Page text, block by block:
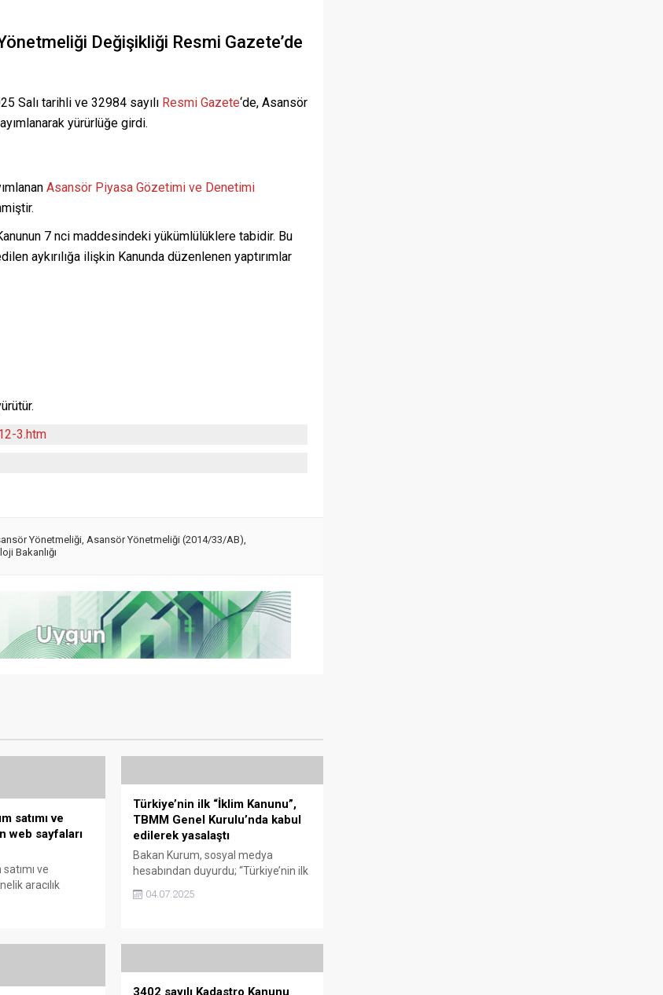
Değişikliği Resmi Gazete’de
Salı tarihli ve 32984 sayılı Resmi Gazete‘de, Asansör
yürürlüğe girdi.
Asansör Piyasa Gözetimi ve Denetimi
7 nci maddesindeki yükümlülüklere tabidir. Bu
aykırılığa ilişkin Kanunda düzenlenen yaptırımlar
3.htm
Yönetmeliği, Asansör Yönetmeliği (2014/33/AB),
Bakanlığı
satımı ve
web sayfaları
ve
aracılık
ile yer
bilgilerin
Türkiye’nin ilk “İklim Kanunu”,
TBMM Genel Kurulu’nda kabul
edilerek yasalaştı
Bakan Kurum, sosyal medya
hesabından duyurdu; “Türkiye’nin ilk
Kurulu’nda kabul edilerek yasalaştı.
04.07.2025
3402 sayılı Kadastro Kanunu